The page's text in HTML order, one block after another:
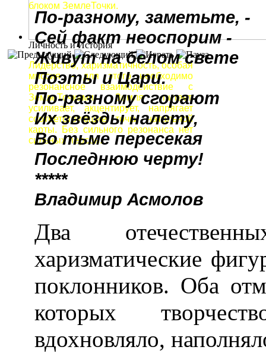
блоком ЗемлеТочки.
Личность и История
Лидерство, харизматичность, особая
миссия – для этого необходимо
резонансное взаимодействие с
ЗемлеТочками. Земля питает,
усиливает, акцентирует, напрягает
соответствующие точки натальной
карты. Без сильного резонанса нет
сильных персон.
По-разному, заметьте, -
Сей факт неоспорим -
Живут на белом свете
Поэты и Цари.
По-разному сгорают
Их звёзды налету,
Во тьме пересекая
Последнюю черту!
*****
Владимир Асмолов
Два
харизматические
поклонников. Оба
которых
вдохновляло,